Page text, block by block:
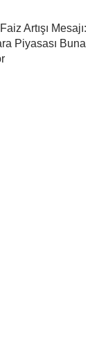
Artışı Mesajı:
Piyasası Buna